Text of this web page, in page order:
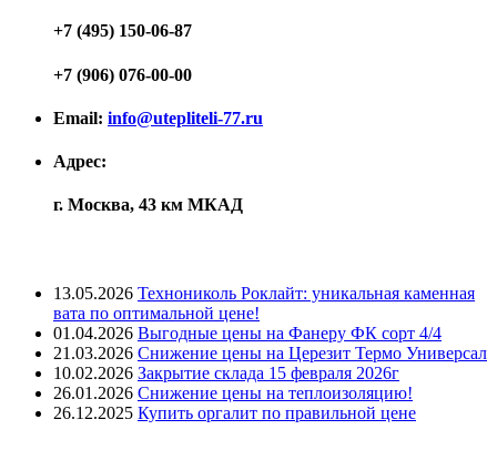
+7 (495) 150-06-87
+7 (906) 076-00-00
Email: info@utepliteli-77.ru
Адрес:
г. Москва, 43 км МКАД
13.05.2026 Технониколь Роклайт: уникальная каменная
вата по оптимальной цене!
01.04.2026 Выгодные цены на Фанеру ФК сорт 4/4
21.03.2026 Снижение цены на Церезит Термо Универсал
10.02.2026 Закрытие склада 15 февраля 2026г
26.01.2026 Снижение цены на теплоизоляцию!
26.12.2025 Купить оргалит по правильной цене